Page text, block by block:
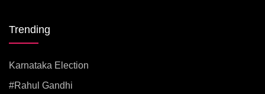
Trending
Karnataka Election
#rahul Gandhi